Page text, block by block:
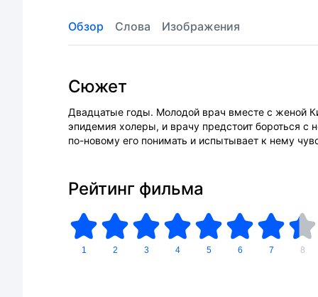
Обзор Слова Изображения
Сюжет
Двадцатые годы. Молодой врач вместе с женой
эпидемия холеры, и врачу предстоит бороться
по-новому его понимать и испытывает к нему
Рейтинг фильма
1 2 3 4 5 6 7 8